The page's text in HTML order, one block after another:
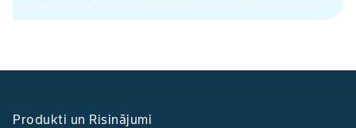
Produkti un Risinājumi